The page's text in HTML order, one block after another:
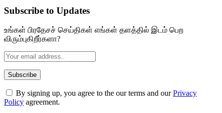
Subscribe to Updates
உங்கள் பிரதேசச் செய்திகள் எங்கள் தளத்தில் இடம் பெற
விரும்புகிறீர்களா?
By signing up, you agree to the our terms and ourPrivacy
Policy agreement.